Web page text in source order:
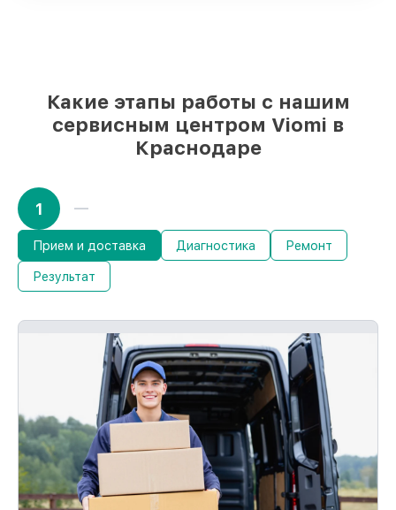
Какие этапы работы с нашим
сервисным центром Viomi в
Краснодаре
1
Прием и доставка Диагностика Ремонт
Результат